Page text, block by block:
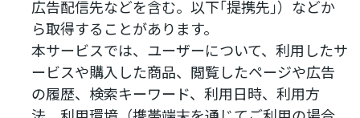
広告配信先などを含む。以下｢提携先｣）などか
ら取得することがあります。
本サービスでは、ユーザーについて、利用したサ
ービスや購入した商品、閲覧したページや広告
の履歴、検索キーワード、利用日時、利用方